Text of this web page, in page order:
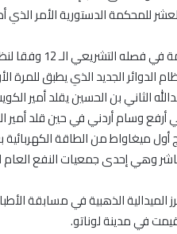
العشر للمحكمة الدستورية الأمر
2008 – إجراء
الثاني بن الحسين يقلد أمير
وسام أردني في حين قلد أمير
يحرز الميدالية الذهبية في مسابقة
في مدينة لوناتو.